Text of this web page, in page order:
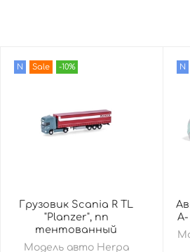
N Sale -10%
Грузовик Scania R TL
"Planzer", пп
тентованный
Модель авто Herpa
N